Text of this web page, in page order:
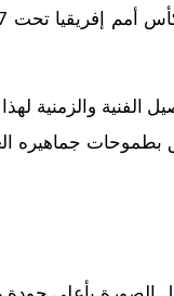
أمم إفريقيا تحت 17
والزمنية لهذا
جماهيره